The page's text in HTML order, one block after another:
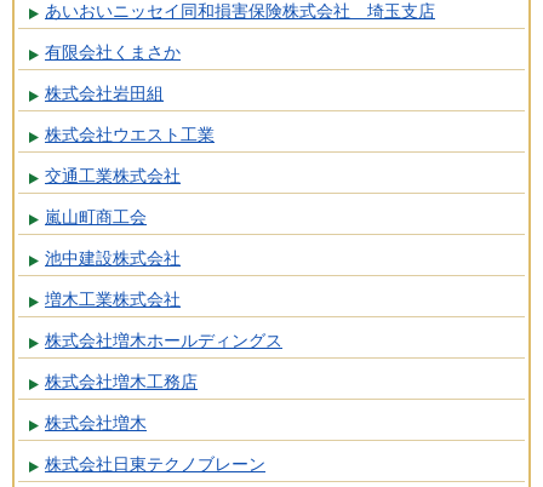
あいおいニッセイ同和損害保険株式会社 埼玉支店
有限会社くまさか
株式会社岩田組
株式会社ウエスト工業
交通工業株式会社
嵐山町商工会
池中建設株式会社
増木工業株式会社
株式会社増木ホールディングス
株式会社増木工務店
株式会社増木
株式会社日東テクノブレーン